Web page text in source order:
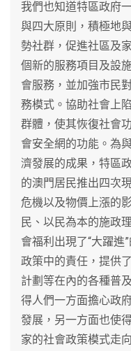
我們也知道特區政府
與四大原則，積極地
勢社群，促進社區及
個新的服務項目及設
會服務，並加強市民
務模式。協助社會上
群體，使其恢復社會
會安全網的功能。為
濟發展的成果，特區
的澳門居民推出四次
危機以及物價上漲的
民、以民為本的施政
會福利出現了“大躍進
政策中的責任，提供
計劃等在內的各種普
得人們一方面擔心政
發展，另一方面也使
家的社會政策模式走